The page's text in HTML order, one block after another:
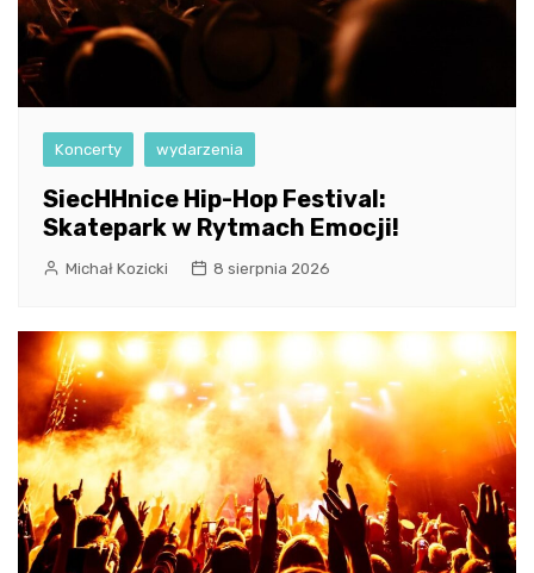
Koncerty wydarzenia
SiecHHnice Hip-Hop Festival:
Skatepark w Rytmach Emocji!
Michał Kozicki 8 sierpnia 2026